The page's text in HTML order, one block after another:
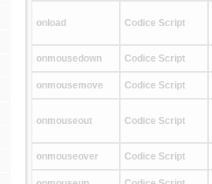
onload Codice Script
onmousedown Codice Script
onmousemove Codice Script
onmouseout Codice Script
onmouseover Codice Script